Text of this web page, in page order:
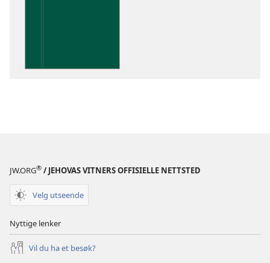
JW.ORG® / JEHOVAS VITNERS OFFISIELLE NETTSTED
Velg utseende
Nyttige lenker
Vil du ha et besøk?